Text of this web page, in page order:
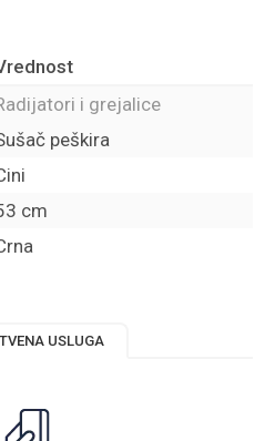
i grejalice
peškira
cm
USLUGA